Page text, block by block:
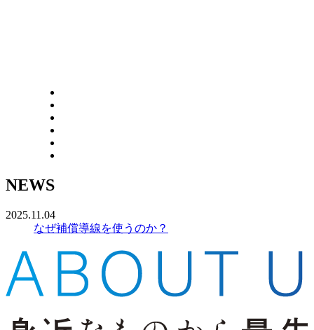
NEWS
2025.11.04
なぜ補償導線を使うのか？